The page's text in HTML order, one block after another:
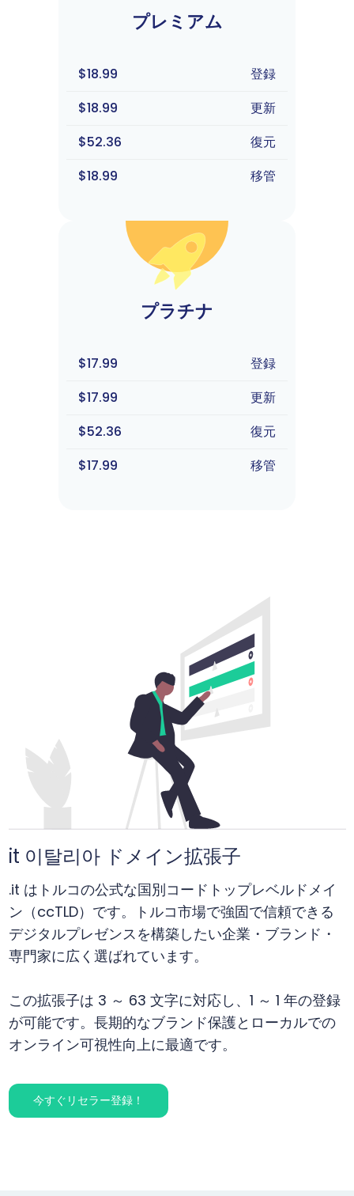
プレミアム
$18.99
登録
$18.99
更新
$52.36
復元
$18.99
移管
プラチナ
$17.99
登録
$17.99
更新
$52.36
復元
$17.99
移管
it 이탈리아 ドメイン拡張子
.it はトルコの公式な国別コードトップレベルドメイ
ン（ccTLD）です。トルコ市場で強固で信頼できる
デジタルプレゼンスを構築したい企業・ブランド・
専門家に広く選ばれています。
この拡張子は 3 ～ 63 文字に対応し、1 ～ 1 年の登録
が可能です。長期的なブランド保護とローカルでの
オンライン可視性向上に最適です。
今すぐリセラー登録！